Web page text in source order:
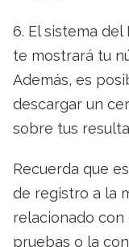
6. El sistema
te mostrará tu
Además, es
descargar un
sobre tus
Recuerda que
de registro a la
relacionado con
pruebas o la